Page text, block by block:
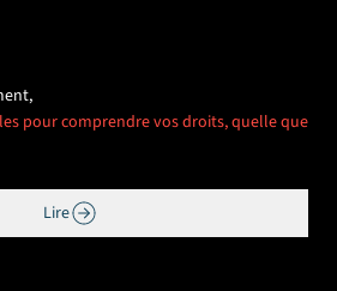
pour comprendre vos droits, quelle que
Lire